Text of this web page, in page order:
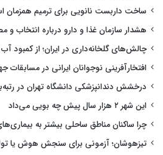
ساخت داربست نانویی برای ترمیم
هشدار سازمان غذا و دارو درباره انتخاب
چالش‌های گلخانه‌داری در ایران؛ از کمبود آب
افتخارآفرینی نوجوانان ایرانی در مسابقات
درخشش دندانپزشکی دانشگاه تهران در
این شهر ۲ هزار سال پیش چه بویی می‌داد
چرا ساکنان مناطق ساحلی بیشتر به
تیزهوشان؛ آزمونی برای سنجش هوش یا